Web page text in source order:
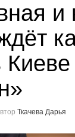
и
Ткачева Дарья